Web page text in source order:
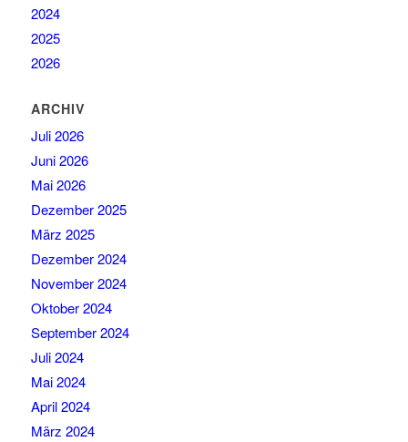
2024
2025
2026
ARCHIV
Juli 2026
Juni 2026
Mai 2026
Dezember 2025
März 2025
Dezember 2024
November 2024
Oktober 2024
September 2024
Juli 2024
Mai 2024
April 2024
März 2024